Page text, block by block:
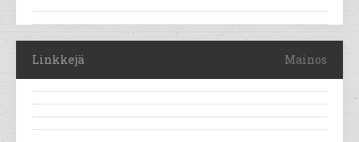
Linkkejä Mainos